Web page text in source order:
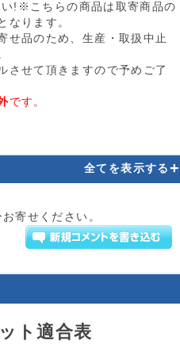
!※こちらの商品は取寄商品の
なります。
せ品のため、生産・取扱中止
せて頂きますので予めご了
です。
全てを表示する+
寄せください。
ト適合表